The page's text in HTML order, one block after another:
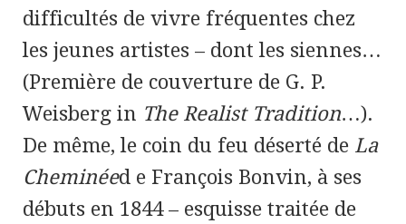
difficultés de vivre fréquentes chez
les jeunes artistes – dont les siennes…
(Première de couverture de G. P.
Weisberg in The Realist Tradition…).
De même, le coin du feu déserté de La
Cheminéed e François Bonvin, à ses
débuts en 1844 – esquisse traitée de